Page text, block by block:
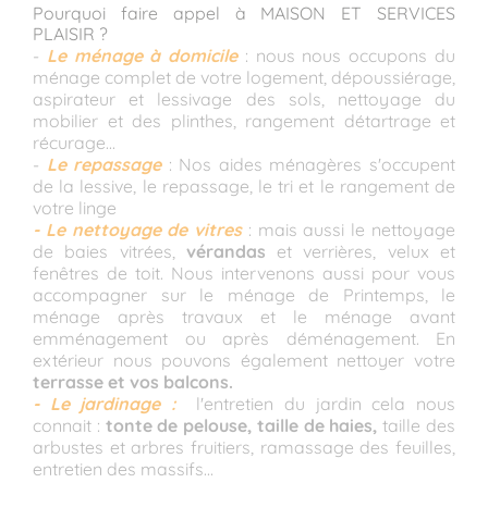
Pourquoi faire appel à MAISON ET SERVICES
PLAISIR ?
- Le ménage à domicile: nous nous occupons du
ménage complet de votre logement, dépoussiérage,
aspirateur et lessivage des sols, nettoyage du
mobilier et des plinthes, rangement détartrage et
récurage...
- Le repassage : Nos aides ménagères s'occupent
de la lessive, le repassage, le tri et le rangement de
votre linge
- Le nettoyage de vitres : mais aussi le nettoyage
de baies vitrées, vérandas et verrières, velux et
fenêtres de toit. Nous intervenons aussi pour vous
accompagner sur le ménage de Printemps, le
ménage après travaux et le ménage avant
emménagement ou après déménagement. En
extérieur nous pouvons également nettoyer votre
terrasse et vos balcons.
- Le jardinage :
l'entretien du jardin cela nous
connait : tonte de pelouse, taille de haies, taille des
arbustes et arbres fruitiers, ramassage des feuilles,
entretien des massifs...